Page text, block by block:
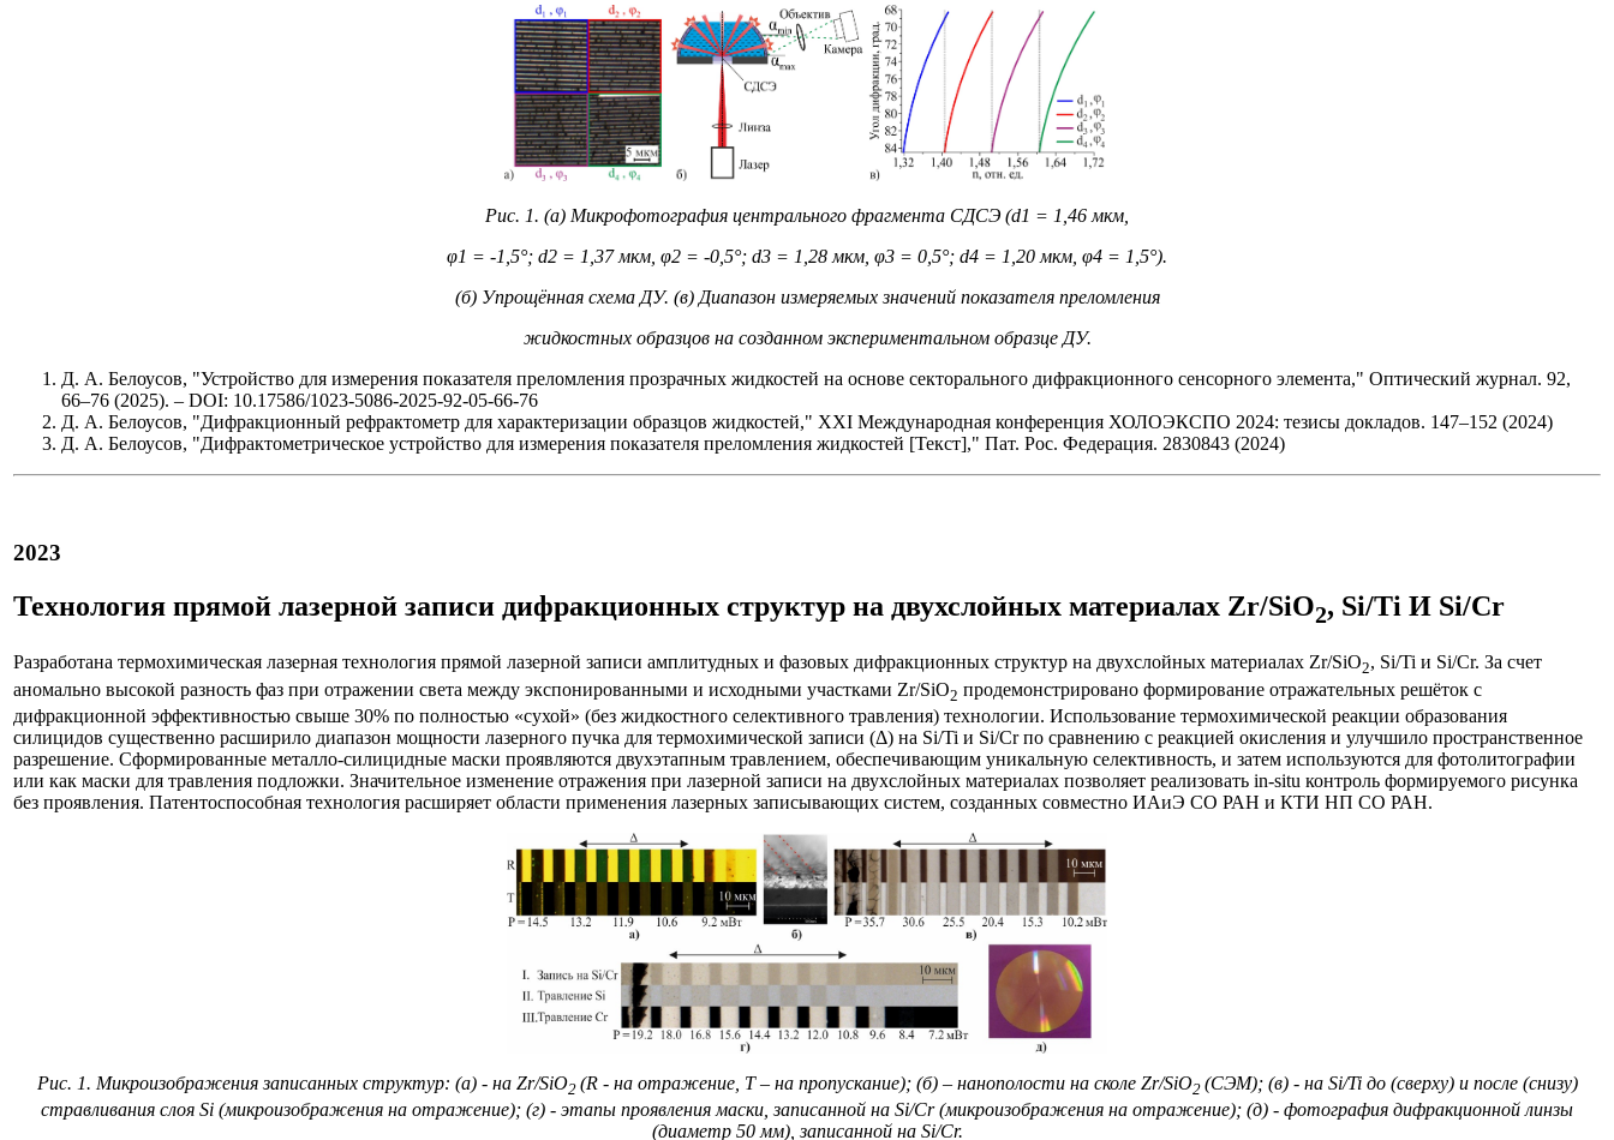
Рис. 1. (а) Микрофотография центрального фрагмента СДСЭ (d1 = 1,46 мкм,
φ1 = -1,5°; d2 = 1,37 мкм, φ2 = -0,5°; d3 = 1,28 мкм, φ3 = 0,5°; d4 = 1,20 мкм, φ4 = 1,5°).
(б) Упрощённая схема ДУ. (в) Диапазон измеряемых значений показателя преломления
жидкостных образцов на созданном экспериментальном образце ДУ.
Д. А. Белоусов, "Устройство для измерения показателя преломления прозрачных жидкостей на основе секторального дифракционного сенсорного элемента," Оптический журнал. 92,
66–76 (2025). – DOI: 10.17586/1023-5086-2025-92-05-66-76
Д. А. Белоусов, "Дифракционный рефрактометр для характеризации образцов жидкостей," XXI Международная конференция ХОЛОЭКСПО 2024: тезисы докладов. 147–152 (2024)
Д. А. Белоусов, "Дифрактометрическое устройство для измерения показателя преломления жидкостей [Текст]," Пат. Рос. Федерация. 2830843 (2024)
2023
Технология прямой лазерной записи дифракционных структур на двухслойных материалах Zr/SiO2, Si/Ti И Si/Cr
Разработана термохимическая лазерная технология прямой лазерной записи амплитудных и фазовых дифракционных структур на двухслойных материалах Zr/SiO2, Si/Ti и Si/Cr. За счет
аномально высокой разность фаз при отражении света между экспонированными и исходными участками Zr/SiO2 продемонстрировано формирование отражательных решёток с
дифракционной эффективностью свыше 30% по полностью «сухой» (без жидкостного селективного травления) технологии. Использование термохимической реакции образования
силицидов существенно расширило диапазон мощности лазерного пучка для термохимической записи (Δ) на Si/Ti и Si/Cr по сравнению с реакцией окисления и улучшило пространственное
разрешение. Сформированные металло-силицидные маски проявляются двухэтапным травлением, обеспечивающим уникальную селективность, и затем используются для фотолитографии
или как маски для травления подложки. Значительное изменение отражения при лазерной записи на двухслойных материалах позволяет реализовать in-situ контроль формируемого рисунка
без проявления. Патентоспособная технология расширяет области применения лазерных записывающих систем, созданных совместно ИАиЭ СО РАН и КТИ НП СО РАН.
Рис. 1. Микроизображения записанных структур: (а) - на Zr/SiO2 (R - на отражение, Т – на пропускание); (б) – нанополости на сколе Zr/SiO2 (СЭМ); (в) - на Si/Ti до (сверху) и после (снизу)
стравливания слоя Si (микроизображения на отражение); (г) - этапы проявления маски, записанной на Si/Cr (микроизображения на отражение); (д) - фотография дифракционной линзы
(диаметр 50 мм), записанной на Si/Cr.